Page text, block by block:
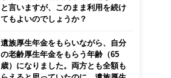
と言いますが、このまま利用を続け
てもよいのでしょうか？
遺族厚生年金をもらいながら、自分
の老齢厚生年金をもらう年齢（65
歳）になりました。両方とも全額も